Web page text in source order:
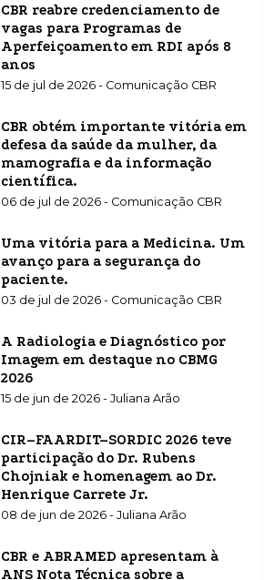
CBR reabre credenciamento de
vagas para Programas de
Aperfeiçoamento em RDI após 8
anos
15 de jul de 2026 - Comunicação CBR
CBR obtém importante vitória em
defesa da saúde da mulher, da
mamografia e da informação
científica.
06 de jul de 2026 - Comunicação CBR
Uma vitória para a Medicina. Um
avanço para a segurança do
paciente.
03 de jul de 2026 - Comunicação CBR
A Radiologia e Diagnóstico por
Imagem em destaque no CBMG
2026
15 de jun de 2026 - Juliana Arão
CIR–FAARDIT–SORDIC 2026 teve
participação do Dr. Rubens
Chojniak e homenagem ao Dr.
Henrique Carrete Jr.
08 de jun de 2026 - Juliana Arão
CBR e ABRAMED apresentam à
ANS Nota Técnica sobre a